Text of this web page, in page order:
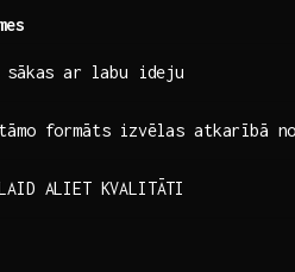
ar labu ideju
formāts izvēlas ‌atkarībā
ALIET KVALITĀTI